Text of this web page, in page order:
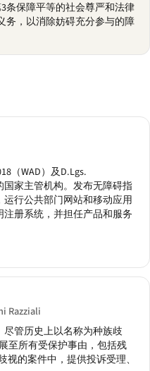
条保障平等的社会尊严和法律
务，以消除妨碍充分参与的障
（WAD）及D.Lgs.
国家主管机构。发布无障碍指
运行公共部门网站和移动应用
册系统，并担任产品和服务
Razziali
管历史上以名称为种族歧
至所有受保护事由，包括残
视的案件中，提供投诉受理、